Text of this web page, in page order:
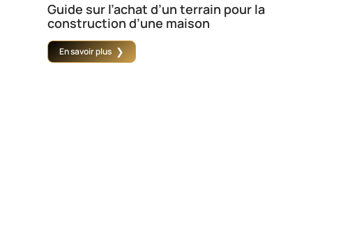
Guide sur l’achat d’un terrain pour la
construction d’une maison
En savoir plus